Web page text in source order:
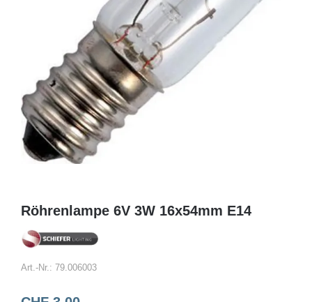
Röhrenlampe 6V 3W 16x54mm E14
Art.-Nr.: 79.006003